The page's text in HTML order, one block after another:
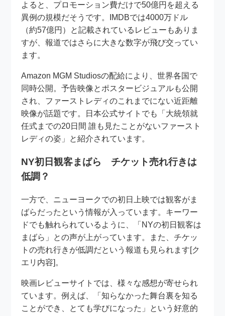
よると、プロモーション費だけで50億円を超える
異例の規模だそうです。IMDBでは4000万ドル
（約57億円）と記載されているレビューもありま
すが、報道ではさらに大きな数字が飛び交ってい
ます。
Amazon MGM Studiosの配給により、世界各国で
同時公開。予告映像とポスタービジュアルも公開
され、ファーストレディのこれまでにない近距離
映像が話題です。日本公式サイトでも「大統領就
任式までの20日間 誰も見たことがないファースト
レディの姿」と紹介されています。
NY初日観客まばら チケット売れ行きは
低調？
一方で、ニューヨークでの初日上映では観客がま
ばらだったという情報が入っています。キーワー
ドでも触れられているように、「NYの初日観客は
まばら」との声が上がっています。また、チケッ
トの売れ行きが低調だという報道も見られます[ク
エリ内容]。
映画レビューサイトでは、様々な感想が寄せられ
ています。例えば、「知らなかった舞台裏を知る
ことができ、とても学びになった」という好意的